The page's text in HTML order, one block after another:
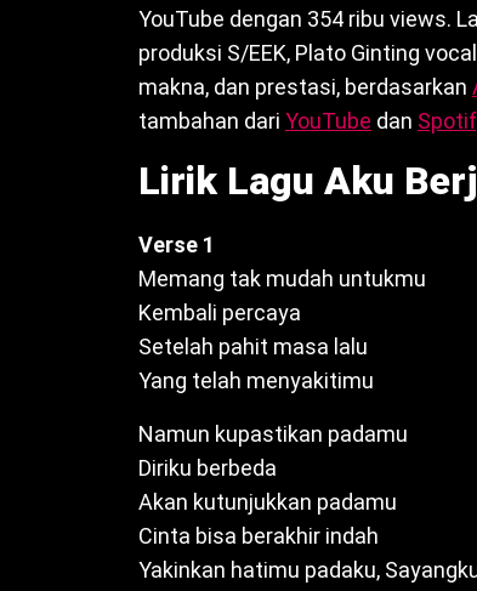
YouTube dengan 354 ribu views.
produksi S/EEK, Plato Ginting
makna, dan prestasi, berdasarkan
tambahan dari YouTube dan
Lirik Lagu Aku
Verse 1
Memang tak mudah untukmu
Kembali percaya
Setelah pahit masa lalu
Yang telah menyakitimu
Namun kupastikan padamu
Diriku berbeda
Akan kutunjukkan padamu
Cinta bisa berakhir indah
Yakinkan hatimu padaku,